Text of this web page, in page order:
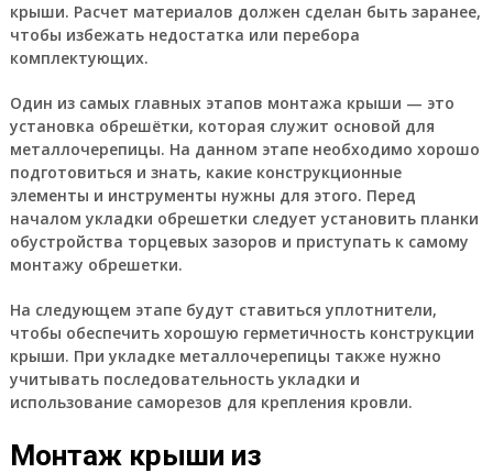
крыши. Расчет материалов должен сделан быть заранее,
чтобы избежать недостатка или перебора
комплектующих.
Один из самых главных этапов монтажа крыши — это
установка обрешётки, которая служит основой для
металлочерепицы. На данном этапе необходимо хорошо
подготовиться и знать, какие конструкционные
элементы и инструменты нужны для этого. Перед
началом укладки обрешетки следует установить планки
обустройства торцевых зазоров и приступать к самому
монтажу обрешетки.
На следующем этапе будут ставиться уплотнители,
чтобы обеспечить хорошую герметичность конструкции
крыши. При укладке металлочерепицы также нужно
учитывать последовательность укладки и
использование саморезов для крепления кровли.
Монтаж крыши из